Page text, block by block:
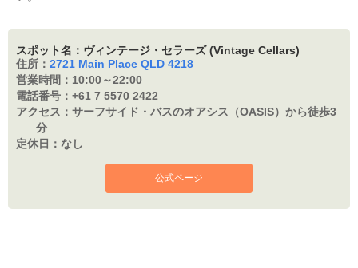
スポット名：ヴィンテージ・セラーズ (Vintage Cellars)
住所： 2721 Main Place QLD 4218
営業時間： 10:00～22:00
電話番号： +61 7 5570 2422
アクセス： サーフサイド・バスのオアシス（OASIS）から徒歩3
分
定休日： なし
公式ページ